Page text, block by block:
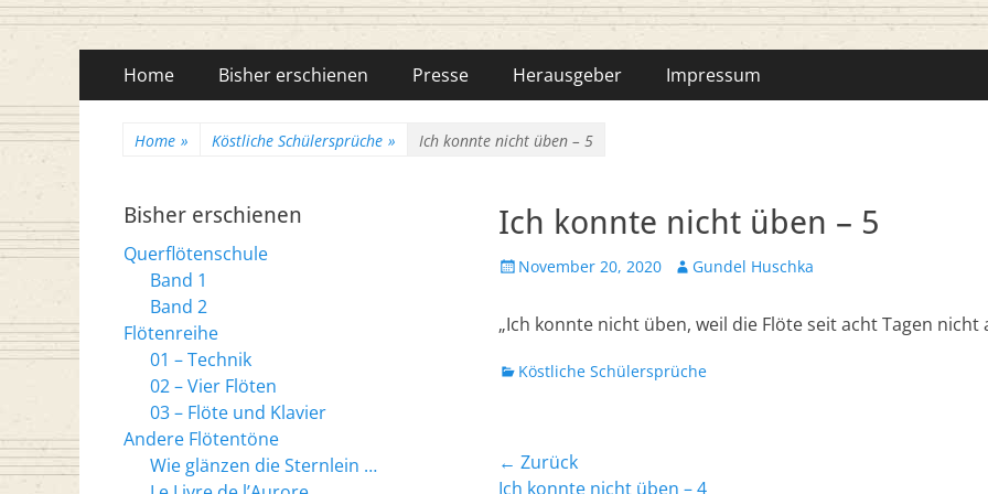
Flötenreihe Huschka-Bähr
Primäres
Menü
Inhalt
Home Bisher erschienen Presse Herausgeber Impressum
Home » Köstliche Schülersprüche » Ich konnte nicht üben – 5
Ich konnte nicht üben – 5
Veröffentlicht
November 20, 2020 AutorGundel Huschka
„Ich konnte nicht üben, weil die Flöte seit acht Tagen nicht
Kategorien
Köstliche Schülersprüche
Beitrags-
← Zurück
Vorheriger
Ich konnte nicht üben – 4
Bisher erschienen
Querflötenschule
Band 1
Band 2
Flötenreihe
01 – Technik
02 – Vier Flöten
03 – Flöte und Klavier
Andere Flötentöne
Wie glänzen die Sternlein …